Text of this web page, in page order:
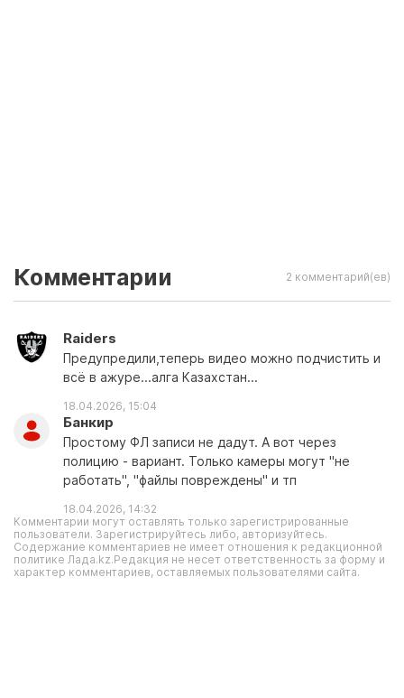
Комментарии 2 комментарий(ев)
Raiders
Предупредили,теперь видео можно подчистить и
всё в ажуре...алга Казахстан...
18.04.2026, 15:04
Банкир
Простому ФЛ записи не дадут. А вот через
полицию - вариант. Только камеры могут "не
работать", "файлы повреждены" и тп
18.04.2026, 14:32
Комментарии могут оставлять только зарегистрированные
пользователи. Зарегистрируйтесь либо, авторизуйтесь.
Содержание комментариев не имеет отношения к редакционной
политике Лада.kz.Редакция не несет ответственность за форму и
характер комментариев, оставляемых пользователями сайта.